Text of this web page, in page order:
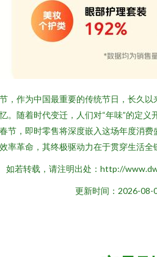
，作为中国最重要的传统节日，长久
。随着时代变迁，人们对“年味”的定
节，即时零售将深度嵌入这场年度消
率革命，其终极驱动力在于贯穿生活
如若转载，请注明出处：http://
更新时间：2026-08-